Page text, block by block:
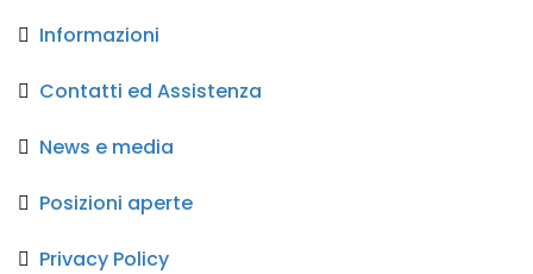
Informazioni
Contatti ed Assistenza
News e media
Posizioni aperte
Privacy Policy